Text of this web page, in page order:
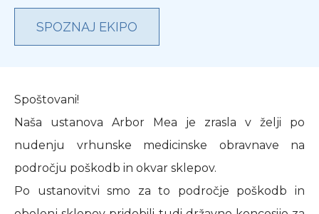
SPOZNAJ EKIPO
Spoštovani!
Naša ustanova Arbor Mea je zrasla v želji po
nudenju vrhunske medicinske obravnave na
področju poškodb in okvar sklepov.
Po ustanovitvi smo za to področje poškodb in